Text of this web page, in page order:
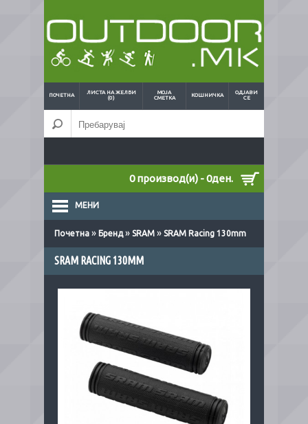
ПОЧЕТНА
ЛИСТА НА ЖЕЛБИ
(0)
МОЈА
СМЕТКА
КОШНИЧКА
ОДЈАВИ
СЕ
0 производ(и) - 0ден.
МЕНИ
Почетна » Бренд» SRAM » SRAM Racing 130mm
SRAM RACING 130MM